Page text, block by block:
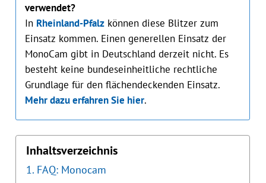
verwendet?
In Rheinland-Pfalzkönnen diese Blitzer zum
Einsatz kommen. Einen generellen Einsatz der
MonoCam gibt in Deutschland derzeit nicht. Es
besteht keine bundeseinheitliche rechtliche
Grundlage für den flächendeckenden Einsatz.
Mehr dazu erfahren Sie hier.
Inhaltsverzeichnis
FAQ: Monocam